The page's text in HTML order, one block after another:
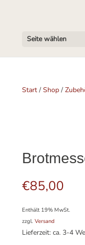
Seite wählen
Start/ Shop/
€85,00
Enthält 19% MwSt.
zzgl. Versand
Lieferzeit: ca. 3-4